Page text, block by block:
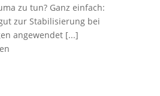
zu tun? Ganz einfach:
zur Stabilisierung bei
angewendet [...]